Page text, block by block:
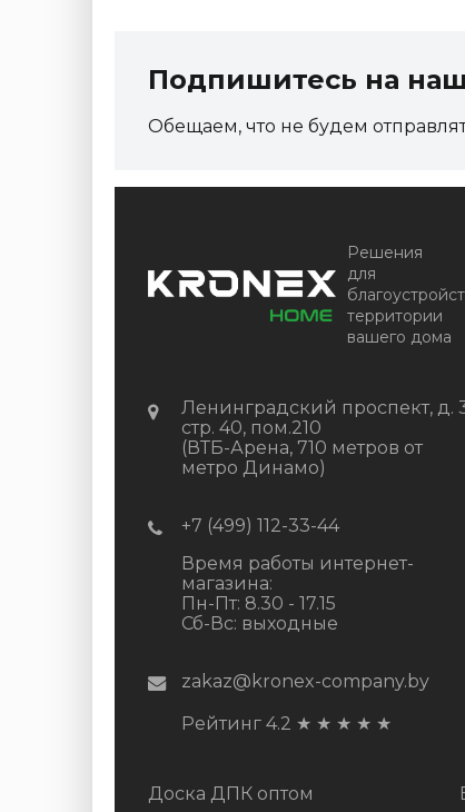
Подпишитесь на
Обещаем, что не будем
Решения
для
территории
вашего дома
Ленинградский проспект, д.
стр. 40, пом.210
(ВТБ-Арена, 710 метров от
метро Динамо)
+7 (499) 112-33-44
Время работы интернет-
магазина:
Пн-Пт: 8.30 - 17.15
Сб-Вс: выходные
zakaz@kronex-company.by
Рейтинг 4.2 ★ ★ ★ ★ ★
Доска ДПК оптом